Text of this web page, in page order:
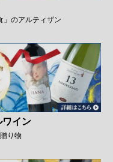
」のアルティザン
ワイン
り物